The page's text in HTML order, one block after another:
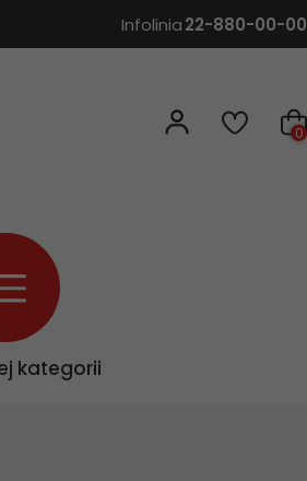
Infolinia22-880-00-00
0
kategorii